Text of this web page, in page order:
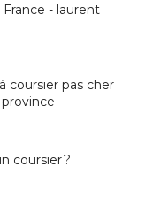
- laurent
coursier pas cher
coursier ?